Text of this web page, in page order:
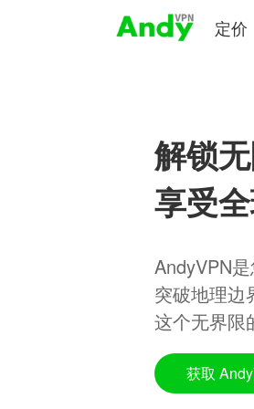
定价
解锁
享受
AndyVPN
突破地理边
这个无界限
获取